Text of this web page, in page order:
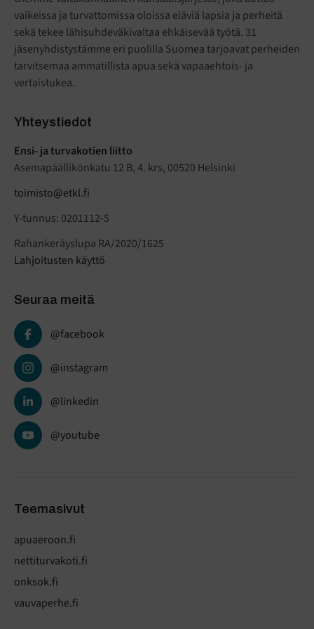
vaikeissa ja turvattomissa oloissa eläviä lapsia ja perheitä
sekä tekee lähisuhdeväkivaltaa ehkäisevää työtä. 31
jäsenyhdistystämme eri puolilla Suomea tarjoavat perheiden
tarvitsemaa ammatillista apua sekä vapaaehtois- ja
vertaistukea.
Yhteystiedot
Ensi- ja turvakotien liitto
Asemapäällikönkatu 12 B, 4. krs, 00520 Helsinki
toimisto@etkl.fi
Y-tunnus: 0201112-5
Rahankeräyslupa RA/2020/1625
Lahjoitusten käyttö
Seuraa meitä
@facebook
@instagram
@linkedin
@youtube
Teemasivut
apuaeroon.fi
nettiturvakoti.fi
onksok.fi
vauvaperhe.fi